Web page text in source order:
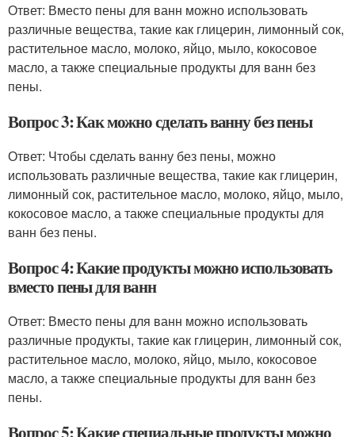
Ответ: Вместо пены для ванн можно использовать
различные вещества, такие как глицерин, лимонный сок,
растительное масло, молоко, яйцо, мыло, кокосовое
масло, а также специальные продукты для ванн без
пены.
Вопрос 3: Как можно сделать ванну без пены
Ответ: Чтобы сделать ванну без пены, можно
использовать различные вещества, такие как глицерин,
лимонный сок, растительное масло, молоко, яйцо, мыло,
кокосовое масло, а также специальные продукты для
ванн без пены.
Вопрос 4: Какие продукты можно использовать
вместо пены для ванн
Ответ: Вместо пены для ванн можно использовать
различные продукты, такие как глицерин, лимонный сок,
растительное масло, молоко, яйцо, мыло, кокосовое
масло, а также специальные продукты для ванн без
пены.
Вопрос 5: Какие специальные продукты можно